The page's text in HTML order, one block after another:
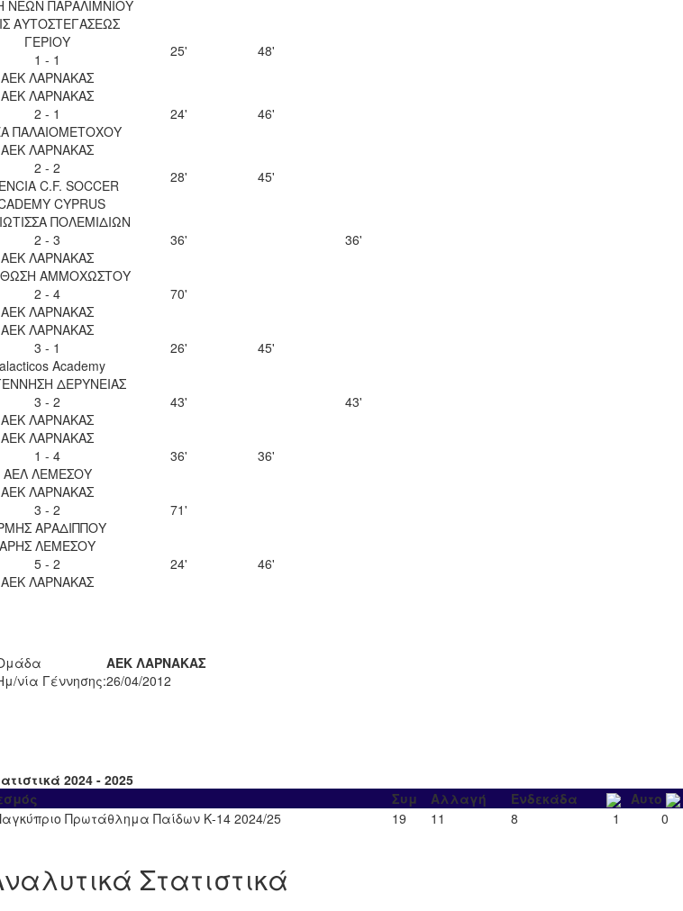
ΝΕΩΝ ΠΑΡΑΛΙΜΝΙΟΥ
ΑΥΤΟΣΤΕΓΑΣΕΩΣ
ΓΕΡΙΟΥ
1 - 1
ΑΕΚ ΛΑΡΝΑΚΑΣ
25' 48'
ΑΕΚ ΛΑΡΝΑΚΑΣ
2 - 1
ΠΑΛΑΙΟΜΕΤΟΧΟΥ
24'
46'
ΑΕΚ ΛΑΡΝΑΚΑΣ
2 - 2
C.F. SOCCER
CYPRUS
28' 45'
ΠΟΛΕΜΙΔΙΩΝ
2 - 3
ΑΕΚ ΛΑΡΝΑΚΑΣ
36'
36'
ΑΜΜΟΧΩΣΤΟΥ
2 - 4
ΑΕΚ ΛΑΡΝΑΚΑΣ
70'
ΑΕΚ ΛΑΡΝΑΚΑΣ
3 - 1
Academy
26'
45'
ΔΕΡΥΝΕΙΑΣ
3 - 2
ΑΕΚ ΛΑΡΝΑΚΑΣ
43'
43'
ΑΕΚ ΛΑΡΝΑΚΑΣ
1 - 4
ΑΕΛ ΛΕΜΕΣΟΥ
36'
36'
ΑΕΚ ΛΑΡΝΑΚΑΣ
3 - 2
ΑΡΑΔΙΠΠΟΥ
71'
ΑΡΗΣ ΛΕΜΕΣΟΥ
5 - 2
ΑΕΚ ΛΑΡΝΑΚΑΣ
24' 46'
ΑΕΚ ΛΑΡΝΑΚΑΣ
νία Γέννησης:26/04/2012
2024 - 2025
Συμ Αλλαγή Ενδεκάδα Αυτο
Πρωτάθλημα Παίδων Κ-14 2024/25
19 11 8 1 0
Στατιστικά